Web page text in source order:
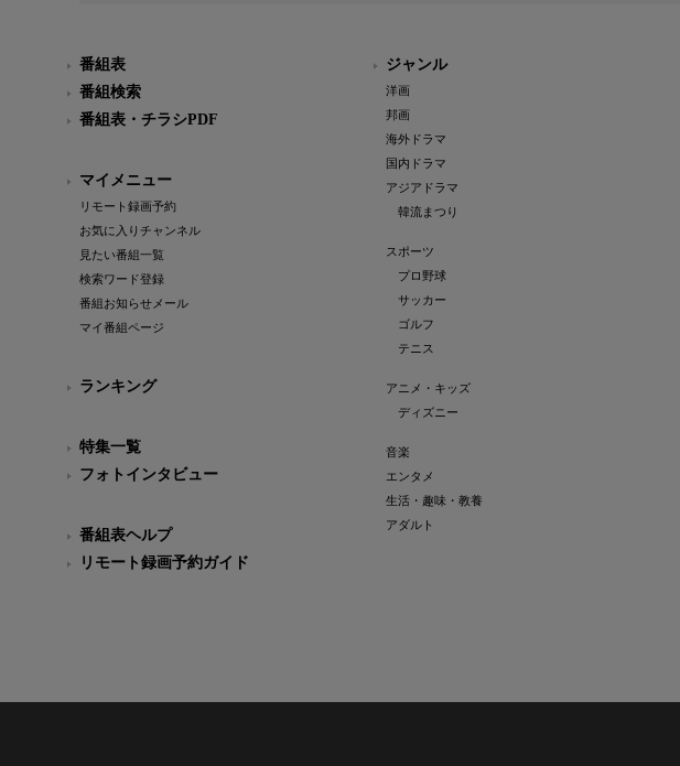
番組表
番組検索
番組表・チラシPDF
マイメニュー
リモート録画予約
お気に入りチャンネル
見たい番組一覧
検索ワード登録
番組お知らせメール
マイ番組ページ
ランキング
特集一覧
フォトインタビュー
番組表ヘルプ
リモート録画予約ガイド
ジャンル
洋画
邦画
海外ドラマ
国内ドラマ
アジアドラマ
韓流まつり
スポーツ
プロ野球
サッカー
ゴルフ
テニス
アニメ・キッズ
ディズニー
音楽
エンタメ
生活・趣味・教養
アダルト